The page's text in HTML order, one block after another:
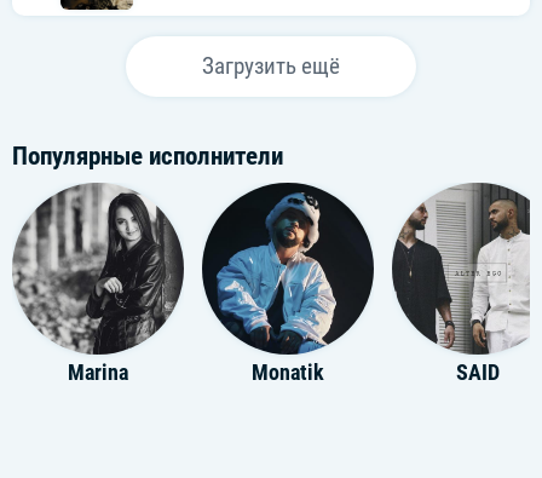
Загрузить ещё
Популярные исполнители
Marina Monatik SAID